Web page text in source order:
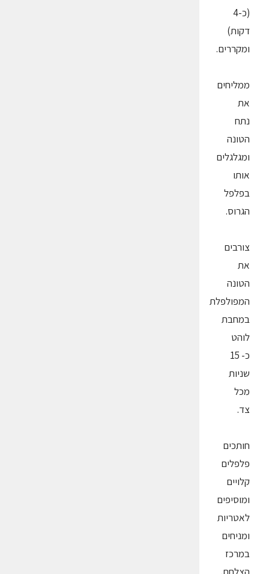
(כ-4
דקות)
ומקררים.
ממליחים
את
נתח
הטונה
ומגלגלים
אותו
בפלפל
הגרוס.
צורבים
את
הטונה
המפולפלת
במחבת
לוהט
כ- 15
שניות
מכל
צד.
חותכים
פלפלים
קלויים
ומוסיפים
לאטריות
ומניחים
במרכז